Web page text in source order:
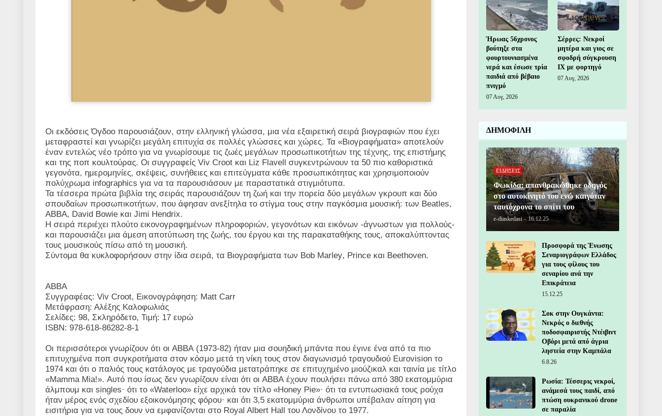
Οι εκδόσεις Όγδοο παρουσιάζουν, στην ελληνική γλώσσα, μια νέα εξαιρετική σειρά βιογραφιών που έχει
μεταφραστεί και γνωρίζει μεγάλη επιτυχία σε πολλές γλώσσες και χώρες. Τα «Βιογραφήματα» αποτελούν
έναν εντελώς νέο τρόπο για να γνωρίσουμε τις ζωές μεγάλων προσωπικοτήτων της τέχνης, της επιστήμης
και της ποπ κουλτούρας. Οι συγγραφείς Viv Croot και Liz Flavell συγκεντρώνουν τα 50 πιο καθοριστικά
γεγονότα, ημερομηνίες, σκέψεις, συνήθειες και επιτεύγματα κάθε προσωπικότητας και χρησιμοποιούν
πολύχρωμα infographics για να τα παρουσιάσουν με παραστατικά στιγμιότυπα.
Τα τέσσερα πρώτα βιβλία της σειράς παρουσιάζουν τη ζωή και την πορεία δύο μεγάλων γκρουπ και δύο
σπουδαίων προσωπικοτήτων, που άφησαν ανεξίτηλα το στίγμα τους στην παγκόσμια μουσική: των Beatles,
ABBA, David Bowie και Jimi Hendrix.
Η σειρά περιέχει πλούτο εικονογραφημένων πληροφοριών, γεγονότων και εικόνων -άγνωστων για πολλούς-
και παρουσιάζει μια άμεση αποτύπωση της ζωής, του έργου και της παρακαταθήκης τους, αποκαλύπτοντας
τους μουσικούς πίσω από τη μουσική.
Σύντομα θα κυκλοφορήσουν στην ίδια σειρά, τα Βιογραφήματα των Bob Marley, Prince και Beethoven.
ABBA
Συγγραφέας: Viv Croot, Εικονογράφηση: Matt Carr
Μετάφραση: Αλέξης Καλοφωλιάς
Σελίδες: 98, Σκληρόδετο, Τιμή: 17 ευρώ
ISBN: 978-618-86282-8-1
Οι περισσότεροι γνωρίζουν ότι οι ABBA (1973-82) ήταν μια σουηδική μπάντα που έγινε ένα από τα πιο
επιτυχημένα ποπ συγκροτήματα στον κόσμο μετά τη νίκη τους στον διαγωνισμό τραγουδιού Eurovision το
1974 και ότι ο παλιός τους κατάλογος με τραγούδια μετατράπηκε σε επιτυχημένο μιούζικαλ και ταινία με τίτλο
«Mamma Mia!». Αυτό που ίσως δεν γνωρίζουν είναι ότι οι ABBA έχουν πουλήσει πάνω από 380 εκατομμύρια
άλμπουμ και singles· ότι το «Waterloo» είχε αρχικά τον τίτλο «Honey Pie»· ότι τα εντυπωσιακά τους ρούχα
ήταν μέρος ενός σχεδίου εξοικονόμησης φόρου· και ότι 3,5 εκατομμύρια άνθρωποι υπέβαλαν αίτηση για
εισιτήρια για να τους δουν να εμφανίζονται στο Royal Albert Hall του Λονδίνου το 1977.
Ήρωας 56χρονος
βούτηξε στα
φουρτουνιασμένα
νερά και έσωσε τρία
παιδιά από βέβαιο
πνιγμό
07 Αυγ, 2026
Σέρρες: Νεκροί
μητέρα και γιος σε
σφοδρή σύγκρουση
ΙΧ με φορτηγό
07 Αυγ, 2026
ΔΗΜΟΦΙΛΗ
ΕΙΔΗΣΕΙΣ
Φωκίδα: απανθρακώθηκε οδηγός
στο αυτοκίνητό του ενώ καιγόταν
ταυτόχρονα το σπίτι του
e-diaskedasi - 16.12.25
Προσφορά της Ένωσης
Σεναριογράφων Ελλάδος
για τους φίλους του
σεναρίου ανά την
Επικράτεια
15.12.25
Σοκ στην Ουγκάντα:
Νεκρός ο διεθνής
ποδοσφαιριστής Ντέιβιντ
Οβόρι μετά από άγρια
ληστεία στην Καμπάλα
6.8.26
Ρωσία: Τέσσερις νεκροί,
ανάμεσά τους παιδί, από
πτώση ουκρανικού drone
σε παραλία